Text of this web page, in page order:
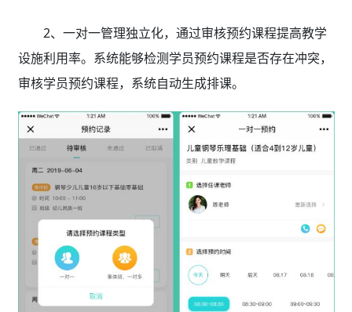
2、一对一管理独立化，通过审核预约课程提高教学
设施利用率。系统能够检测学员预约课程是否存在冲突，
审核学员预约课程，系统自动生成排课。